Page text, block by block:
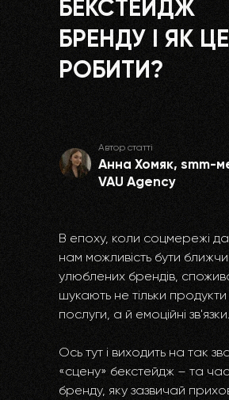
БЕКСТЕЙДЖ
БРЕНДУ І ЯК ЦЕ
РОБИТИ?
Автор статті
Анна Хомяк, smm-
VAU Agency
В епоху, коли соцмережі
нам можливість бути
улюблених брендів,
шукають не тільки продукти
послуги, а й емоційні зв'язки.
Ось тут і виходить на так
«сцену» бекстейдж – та
бренду, яку зазвичай